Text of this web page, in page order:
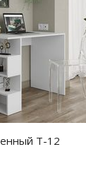
Т-12